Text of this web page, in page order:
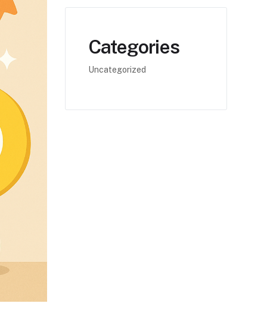
Categories
Uncategorized